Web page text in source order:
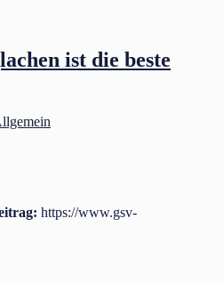
ist die beste
https://www.gsv-